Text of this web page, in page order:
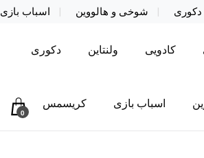
دکوری شوخی و هالووین اسباب بازی
کادویی ولنتاین دکوری
اسباب بازی کریسمس
0